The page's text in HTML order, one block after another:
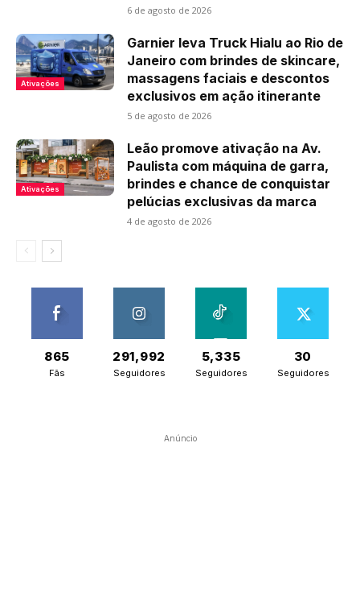
6 de agosto de 2026
Ativações
Garnier leva Truck Hialu ao Rio de
Janeiro com brindes de skincare,
massagens faciais e descontos
exclusivos em ação itinerante
5 de agosto de 2026
Ativações
Leão promove ativação na Av.
Paulista com máquina de garra,
brindes e chance de conquistar
pelúcias exclusivas da marca
4 de agosto de 2026
865
Fãs
291,992
Seguidores
5,335
Seguidores
30
Seguidores
Anúncio